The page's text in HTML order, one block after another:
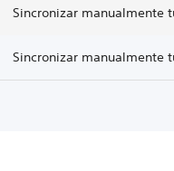
Sincronizar manualmente
Sincronizar manualmente